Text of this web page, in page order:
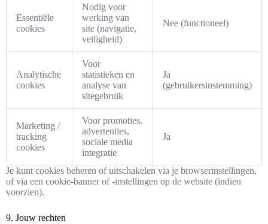
Essentiële
cookies
Nodig voor
werking van
site (navigatie,
veiligheid)
Nee (functioneel)
Analytische
cookies
Voor
statistieken en
analyse van
sitegebruik
Ja
(gebruikersinstemming)
Marketing /
tracking
cookies
Voor promoties,
advertenties,
sociale media
integratie
Ja
Je kunt cookies beheren of uitschakelen via je browserinstellingen,
of via een cookie-banner of -instellingen op de website (indien
voorzien).
9. Jouw rechten